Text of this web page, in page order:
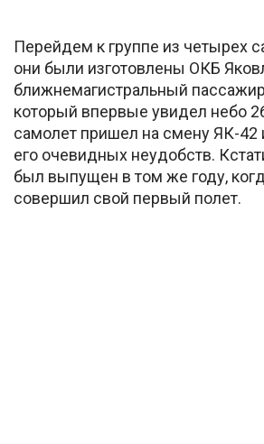
Перейдем к группе из четырех
они были изготовлены ОКБ
ближнемагистральный
который впервые увидел небо
самолет пришел на смену ЯК-42
его очевидных неудобств.
был выпущен в том же году,
совершил свой первый полет.